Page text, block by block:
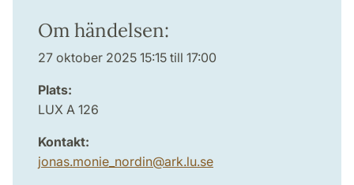
Om händelsen:
27 oktober 2025 15:15 till 17:00
Plats:
LUX A 126
Kontakt:
jonas.monie_nordin@ark.lu.se